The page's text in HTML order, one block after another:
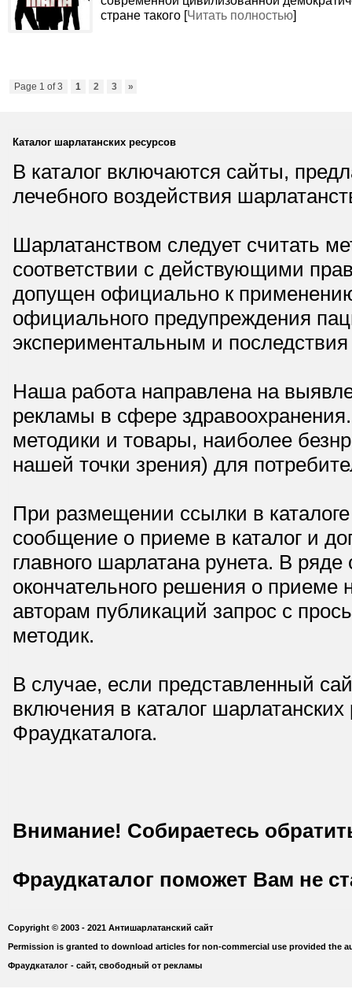
стране такого [Читать полностью]
Page 1 of 3 1 2 3 »
Каталог шарлатанских ресурсов
В каталог включаются сайты,
лечебного воздействия
Шарлатанством следует считать
соответствии с действующими
допущен официально к
официального предупреждения
экспериментальным и
Наша работа направлена на
рекламы в сфере
методики и товары, наиболее
нашей точки зрения) для
При размещении ссылки в
сообщение о приеме в каталог и
главного шарлатана рунета. В
окончательного решения о приеме
авторам публикаций запрос с
методик.
В случае, если представленный
включения в каталог
Фраудкаталога.
Внимание! Собираетесь
Фраудкаталог поможет Вам не
Copyright © 2003 - 2021 Антишарлатанский сайт
Permission is granted to download articles for non-commercial use provided the
Фраудкаталог - сайт, свободный от рекламы